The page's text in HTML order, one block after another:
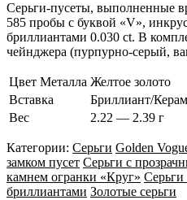
Серьги-пусеты, выполненные
585 пробы с буквой «V»,
бриллиантами 0.030 ct. В
чейнджера (пурпурно-серый,
Цвет Металла Желтое золото
Вставка
Бриллиант/
Вес
2.22 — 2.39 г
Категории: Серьги Golden
замком пусет Серьги с
камнем огранки «Круг» Серьги
бриллиантами Золотые серьги